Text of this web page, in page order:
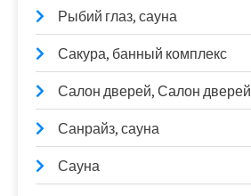
Рыбий глаз, сауна
Сакура, банный комплекс
Салон дверей, Салон дверей
Санрайз, сауна
Сауна